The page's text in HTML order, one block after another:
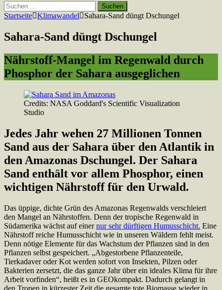
Suchen
nach:
Startseite Klimawandel Sahara-Sand düngt Dschungel
Sahara-Sand düngt Dschungel
Nährstoff-Mangel im Regenwald durch
Phosphor der Sahara ausgeglichen
Credits: NASA Goddard's Scientific Visualization
Studio
Jedes Jahr wehen 27 Millionen Tonnen
Sand aus der Sahara über den Atlantik in
den Amazonas Dschungel. Der Sahara
Sand enthält vor allem Phosphor, einen
wichtigen Nährstoff für den Urwald.
Das üppige, dichte Grün des Amazonas Regenwalds verschleiert
den Mangel an Nährstoffen. Denn der tropische Regenwald in
Südamerika wächst auf einernur sehr dürftigen Humusschicht. Eine
Nährstoff reiche Humusschicht wie in unseren Wäldern fehlt meist.
Denn nötige Elemente für das Wachstum der Pflanzen sind in den
Pflanzen selbst gespeichert. „Abgestorbene Pflanzenteile,
Tierkadaver oder Kot werden sofort von Insekten, Pilzen oder
Bakterien zersetzt, die das ganze Jahr über ein ideales Klima für ihre
Arbeit vorfinden“, heißt es in GEOkompakt. Dadurch gelangt in
den Tropen in kürzester Zeit die gesamte tote Biomasse wieder in